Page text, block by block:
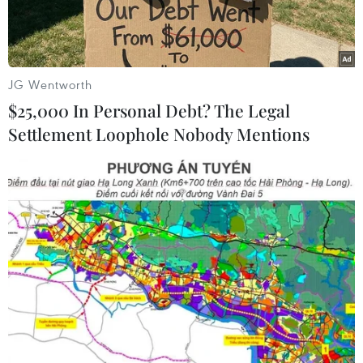
dừng chân thưởng ngoạn.
Thủ tướng Phạm Minh Chính kiểm tra tiến độ thi công cửa Nam
hầm Thần Vũ thuộc dự án Diễn Châu-Bãi Vọt. (Ảnh: Dương
Giang/TTXVN)
Tiếp tục chương trình kiểm tra, đôn đốc các dự
JG Wentworth
$25,000 In Personal Debt? The Legal
Settlement Loophole Nobody Mentions